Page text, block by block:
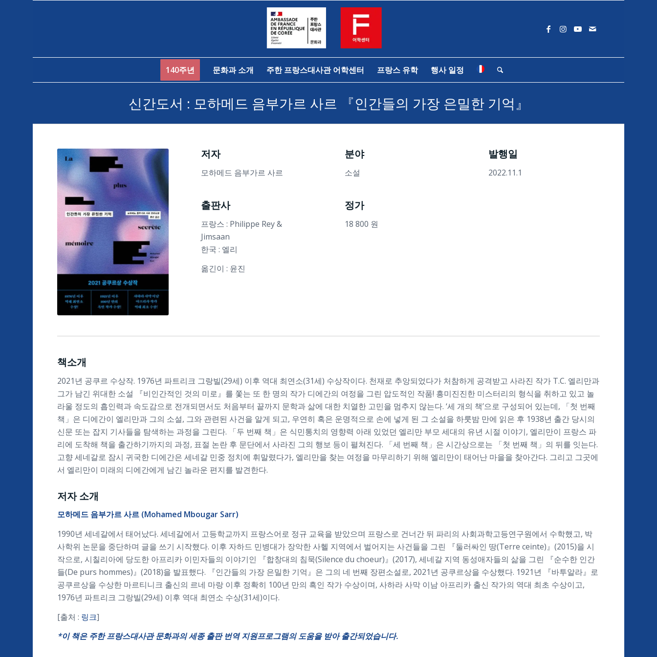
140주년 문화과 소개 주한 프랑스대사관 어학센터 프랑스 유학 행사 일정
신간도서 : 모하메드 음부가르 사르 『인간들의 가장 은밀한 기억』
저자
모하메드 음부가르 사르
출판사
프랑스 : Philippe Rey &
Jimsaan
한국 : 엘리
옮긴이 : 윤진
분야
소설
정가
18 800 원
발행일
2022.11.1
책소개
2021년 공쿠르 수상작. 1976년 파트리크 그랑빌(29세) 이후 역대 최연소(31세) 수상작이다. 천재로 추앙되었다가 처참하게 공격받고 사라진 작가 T.C. 엘리만과
그가 남긴 위대한 소설 『비인간적인 것의 미로』를 쫓는 또 한 명의 작가 디에간의 여정을 그린 압도적인 작품! 흥미진진한 미스터리의 형식을 취하고 있고 놀
라울 정도의 흡인력과 속도감으로 전개되면서도 처음부터 끝까지 문학과 삶에 대한 치열한 고민을 멈추지 않는다. ‘세 개의 책’으로 구성되어 있는데, 「첫 번째
책」은 디에간이 엘리만과 그의 소설, 그와 관련된 사건을 알게 되고, 우연히 혹은 운명적으로 손에 넣게 된 그 소설을 하룻밤 만에 읽은 후 1938년 출간 당시의
신문 또는 잡지 기사들을 탐색하는 과정을 그린다. 「두 번째 책」은 식민통치의 영향력 아래 있었던 엘리만 부모 세대의 유년 시절 이야기, 엘리만이 프랑스 파
리에 도착해 책을 출간하기까지의 과정, 표절 논란 후 문단에서 사라진 그의 행보 등이 펼쳐진다. 「세 번째 책」은 시간상으로는 「첫 번째 책」의 뒤를 잇는다.
고향 세네갈로 잠시 귀국한 디에간은 세네갈 민중 정치에 휘말렸다가, 엘리만을 찾는 여정을 마무리하기 위해 엘리만이 태어난 마을을 찾아간다. 그리고 그곳에
서 엘리만이 미래의 디에간에게 남긴 놀라운 편지를 발견한다.
저자 소개
모하메드 음부가르 사르 (Mohamed Mbougar Sarr)
1990년 세네갈에서 태어났다. 세네갈에서 고등학교까지 프랑스어로 정규 교육을 받았으며 프랑스로 건너간 뒤 파리의 사회과학고등연구원에서 수학했고, 박
사학위 논문을 중단하며 글을 쓰기 시작했다. 이후 자하드 민병대가 장악한 사헬 지역에서 벌어지는 사건들을 그린 『둘러싸인 땅(Terre ceinte)』(2015)을 시
작으로, 시칠리아에 당도한 아프리카 이민자들의 이야기인 『합창대의 침묵(Silence du choeur)』(2017), 세네갈 지역 동성애자들의 삶을 그린 『순수한 인간
들(De purs hommes)』(2018)을 발표했다. 『인간들의 가장 은밀한 기억』은 그의 네 번째 장편소설로, 2021년 공쿠르상을 수상했다. 1921년 『바투알라』로
공쿠르상을 수상한 마르티니크 출신의 르네 마랑 이후 정확히 100년 만의 흑인 작가 수상이며, 사하라 사막 이남 아프리카 출신 작가의 역대 최초 수상이고,
1976년 파트리크 그랑빌(29세) 이후 역대 최연소 수상(31세)이다.
[출처 : 링크]
*이 책은 주한 프랑스대사관 문화과의세종 출판 번역 지원프로그램의 도움을 받아 출간되었습니다.